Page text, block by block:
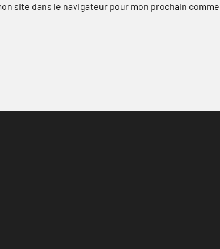
site dans le navigateur pour mon prochain